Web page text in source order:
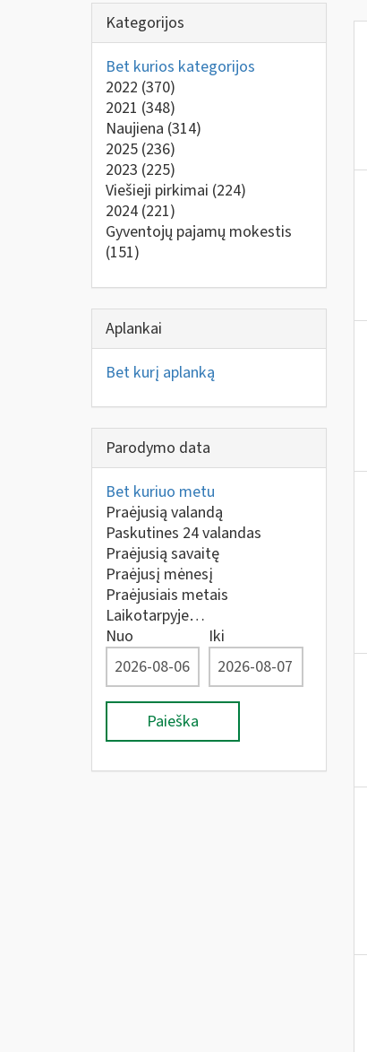
Kategorijos
Bet kurios kategorijos
2022 (370)
2021 (348)
Naujiena (314)
2025 (236)
2023 (225)
Viešieji pirkimai (224)
2024 (221)
Gyventojų pajamų mokestis
(151)
Aplankai
Bet kurį aplanką
Parodymo data
Bet kuriuo metu
Praėjusią valandą
Paskutines 24 valandas
Praėjusią savaitę
Praėjusį mėnesį
Praėjusiais metais
Laikotarpyje…
Nuo
Iki
Paieška